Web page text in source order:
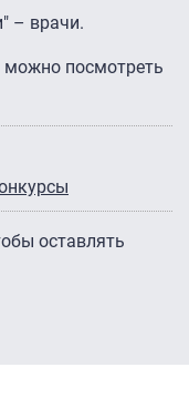
– врачи.
посмотреть
оставлять